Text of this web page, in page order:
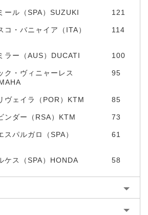
ール（SPA）SUZUKI 121
コ・バニャイア（ITA）
114
ラー（AUS）DUCATI 100
ク・ヴィニャーレス
95
ヴェイラ（POR）KTM 85
ンダー（RSA）KTM 73
スパルガロ（SPA）
61
ケス（SPA）HONDA 58